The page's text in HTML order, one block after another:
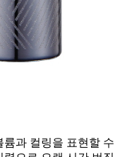
과 컬링을 표현할 수